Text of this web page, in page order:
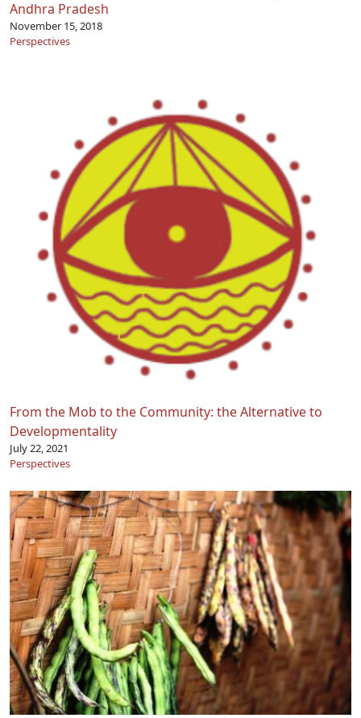
Andhra Pradesh
November 15, 2018
Perspectives
From the Mob to the Community: the Alternative to
Developmentality
July 22, 2021
Perspectives